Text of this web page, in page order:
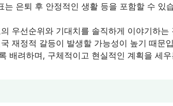
은퇴 후 안정적인 생활 등을 포함할 수 있
우선순위와 기대치를 솔직하게 이야기하는
재정적 갈등이 발생할 가능성이 높기 때문
배려하며, 구체적이고 현실적인 계획을 세